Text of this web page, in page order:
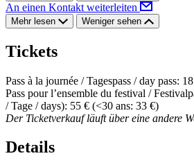
An einen Kontakt weiterleiten
Mehr lesen Weniger sehen
Tickets
Pass à la journée / Tagespass / day pass:
Pass pour l’ensemble du festival /
/ Tage / days): 55 € (<30 ans: 33 €)
Der Ticketverkauf läuft über eine andere
Details